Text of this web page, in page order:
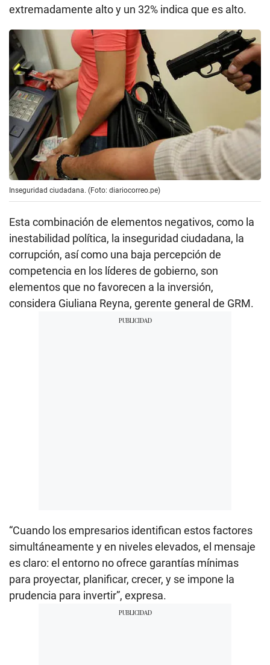
extremadamente alto y un 32% indica que es alto.
Inseguridad ciudadana. (Foto: diariocorreo.pe)
Esta combinación de elementos negativos, como la
inestabilidad política, la inseguridad ciudadana, la
corrupción, así como una baja percepción de
competencia en los líderes de gobierno, son
elementos que no favorecen a la inversión,
considera Giuliana Reyna, gerente general de GRM.
“Cuando los empresarios identifican estos factores
simultáneamente y en niveles elevados, el mensaje
es claro: el entorno no ofrece garantías mínimas
para proyectar, planificar, crecer, y se impone la
prudencia para invertir”, expresa.